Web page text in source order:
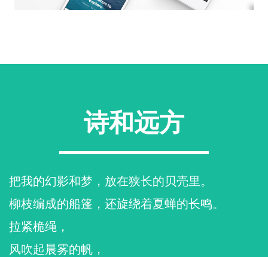
诗和远方
把我的幻影和梦，放在狭长的贝壳里。
柳枝编成的船篷，还旋绕着夏蝉的长鸣。
拉紧桅绳，
风吹起晨雾的帆，